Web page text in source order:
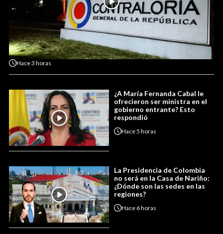
Hace3 horas
¿A María Fernanda Cabal le
ofrecieron ser ministra en el
gobierno entrante? Esto
respondió
Hace5 horas
La Presidencia de Colombia
no será en la Casa de Nariño:
¿Dónde son las sedes en las
regiones?
Hace 6 horas